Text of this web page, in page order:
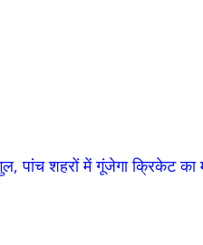
पांच शहरों में गूंजेगा क्रिकेट का